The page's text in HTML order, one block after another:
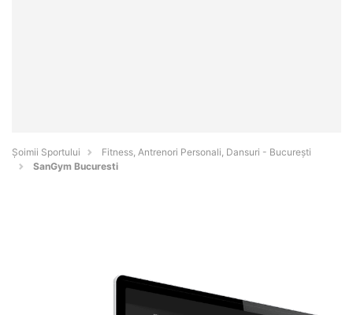
Șoimii Sportului
Fitness, Antrenori Personali, Dansuri - Bucureşti
SanGym Bucuresti